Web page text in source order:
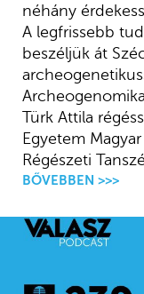
néhány
A legfrissebb
beszéljük át
Türk Attila
Egyetem
Régészeti
BŐVEBBEN >>>